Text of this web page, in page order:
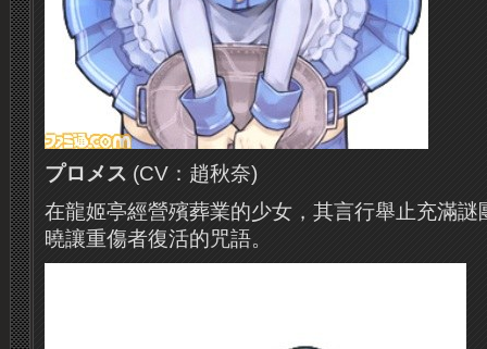
プロメス (CV：趙秋奈)
在龍姬亭經營殯葬業的少女，其言行舉止充滿謎
曉讓重傷者復活的咒語。